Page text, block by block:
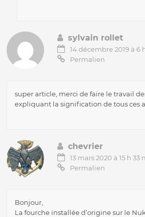
sylvain rollet
14 décembre 2019 à 6
Permalien
super article, merci de faire le travail
expliquant la signification de tous ces
chevrier
13 mars 2020 à 15 h 33
Permalien
Bonjour,
La fourche installée d’origine sur le